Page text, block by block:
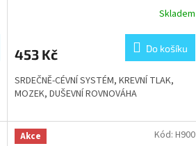
je
z
5
Skladem
453 Kč Do košíku
SRDEČNĚ-CÉVNÍ SYSTÉM, KREVNÍ TLAK,
MOZEK, DUŠEVNÍ ROVNOVÁHA
Akce Kód: H900